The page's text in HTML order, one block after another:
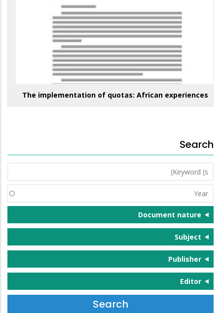
The implementation of quotas: African experiences
Search
Keyword
(s)
Year
Document nature
Subject
Publisher
Editor